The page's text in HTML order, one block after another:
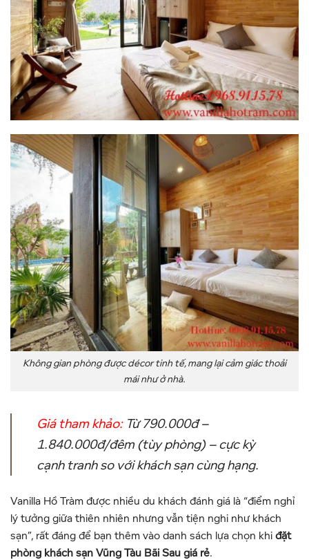
Không gian phòng được décor tinh tế, mang lại cảm giác thoải
mái như ở nhà.
Giá tham khảo:Từ 790.000đ –
1.840.000đ/đêm (tùy phòng) –cực kỳ
cạnh tranh so với khách sạn cùng hạng.
Vanilla Hồ Tràm được nhiều du khách đánh giá là “điểm nghỉ
lý tưởng giữa thiên nhiên nhưng vẫn tiện nghi như khách
sạn”, rất đáng để bạn thêm vào danh sách lựa chọn khi đặt
phòng khách sạn Vũng Tàu Bãi Sau giá rẻ.